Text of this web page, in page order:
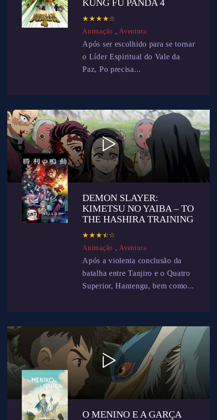
KUNG FU PANDA 4
☆ ☆ ☆ ☆☆
★ ★ ★ ★★
Animação ,Aventura
Após ser escolhido para se tornar
o Líder Espiritual do Vale da
Paz, Po precisa...
DEMON SLAYER:
KIMETSU NO YAIBA – TO
THE HASHIRA TRAINING
☆ ☆ ☆ ☆☆
★ ★ ★ ★★
Animação ,Aventura
Após a violenta conclusão da
batalha entre Tanjiro e o Quatro
Superior, Hantengu, bem como...
O MENINO E A GARÇA